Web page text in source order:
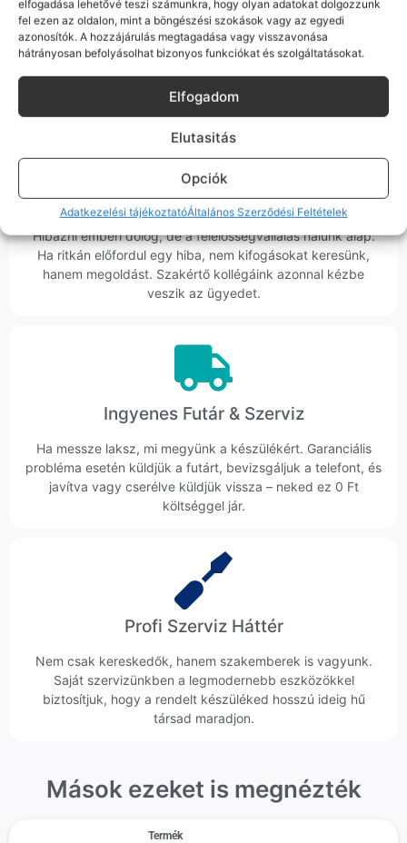
elfogadása lehetővé teszi számunkra, hogy olyan adatokat dolgozzunk
fel ezen az oldalon, mint a böngészési szokások vagy az egyedi
azonosítók. A hozzájárulás megtagadása vagy visszavonása
hátrányosan befolyásolhat bizonyos funkciókat és szolgáltatásokat.
Elfogadom
Elutasitás
Opciók
Adatkezelési tájékoztatóÁltalános Szerződési Feltételek
Sok éve a szegedi piac meghatározó szereplői vagyunk.
Nem egy arctalan webshop vagyunk: ha kérdésed van, élő
ember veszi fel a telefont, és személyesen is megtalálsz
minket Szegeden.
Korrekt Ügyintézés
Hibázni emberi dolog, de a felelősségvállalás nálunk alap.
Ha ritkán előfordul egy hiba, nem kifogásokat keresünk,
hanem megoldást. Szakértő kollégáink azonnal kézbe
veszik az ügyedet.
Ingyenes Futár & Szerviz
Ha messze laksz, mi megyünk a készülékért. Garanciális
probléma esetén küldjük a futárt, bevizsgáljuk a telefont, és
javítva vagy cserélve küldjük vissza – neked ez 0 Ft
költséggel jár.
Profi Szerviz Háttér
Nem csak kereskedők, hanem szakemberek is vagyunk.
Saját szervizünkben a legmodernebb eszközökkel
biztosítjuk, hogy a rendelt készüléked hosszú ideig hű
társad maradjon.
Mások ezeket is megnézték
Termék